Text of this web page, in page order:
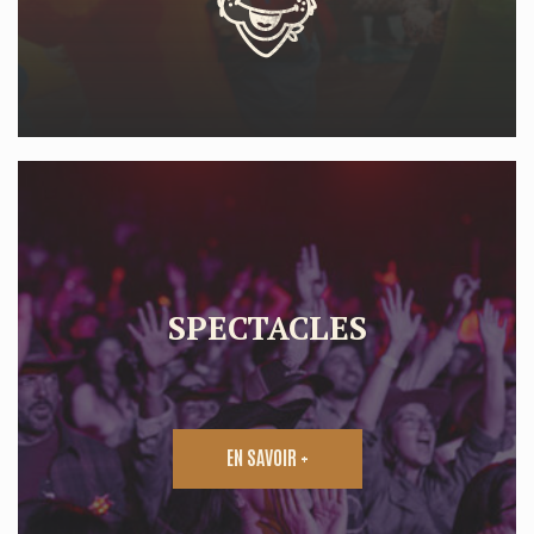
SPECTACLES
EN SAVOIR +